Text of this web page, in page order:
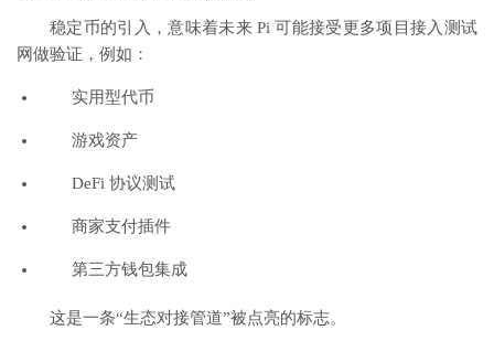
稳定币的引入，意味着未来 Pi 可能接受更多项目接入测试
网做验证，例如：
实用型代币
游戏资产
DeFi 协议测试
商家支付插件
第三方钱包集成
这是一条“生态对接管道”被点亮的标志。